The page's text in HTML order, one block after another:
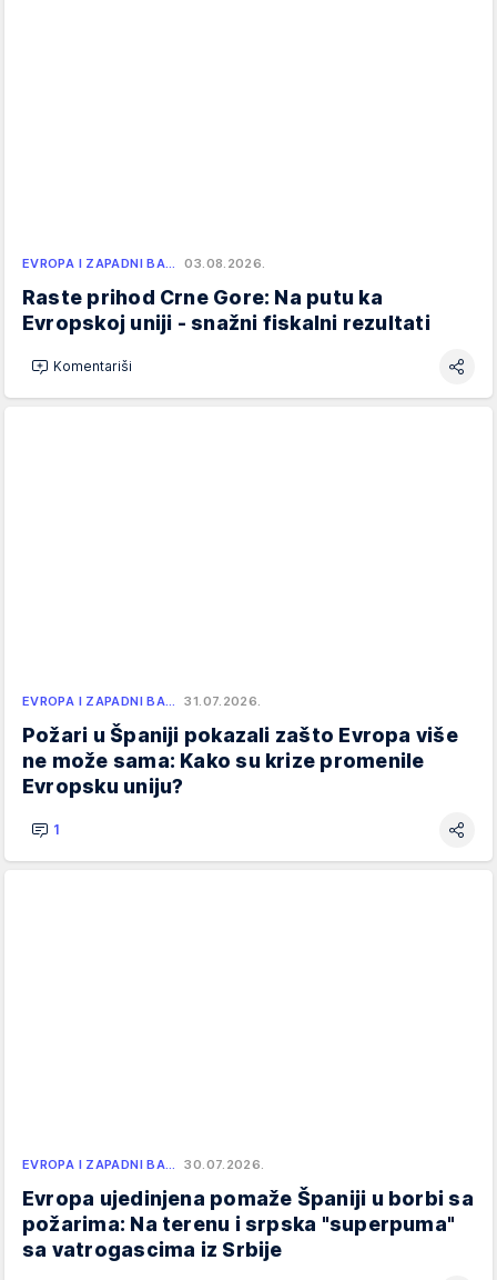
EVROPA I ZAPADNI BA… 03.08.2026.
Raste prihod Crne Gore: Na putu ka
Evropskoj uniji - snažni fiskalni rezultati
Komentariši
EVROPA I ZAPADNI BA… 31.07.2026.
Požari u Španiji pokazali zašto Evropa više
ne može sama: Kako su krize promenile
Evropsku uniju?
1
EVROPA I ZAPADNI BA… 30.07.2026.
Evropa ujedinjena pomaže Španiji u borbi sa
požarima: Na terenu i srpska "superpuma"
sa vatrogascima iz Srbije